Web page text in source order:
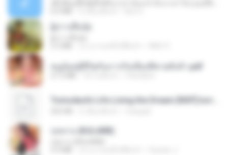
หนูน้อยสู้ชีวิตกับภารกิจเลี้ยงพี่ชายทั้งห้า.pdf
กุหลาบ (KULARB)